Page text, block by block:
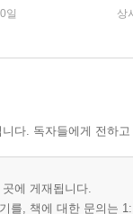
일 상
다. 독자들에게 전하
에 게재됩니다.
를, 책에 대한 문의는